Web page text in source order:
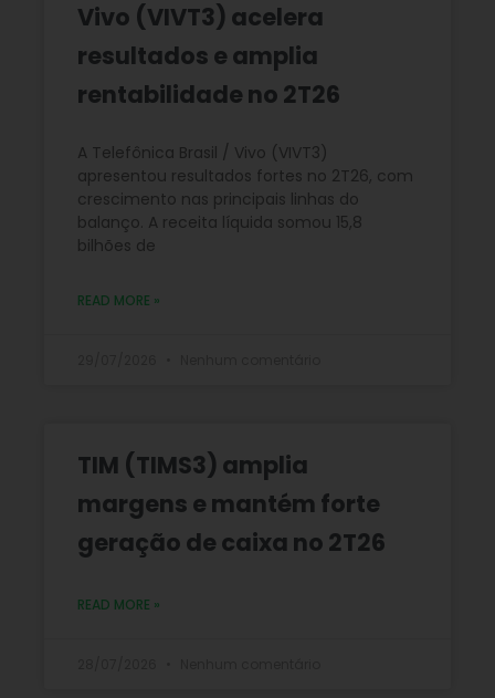
Vivo (VIVT3) acelera
resultados e amplia
rentabilidade no 2T26
A Telefônica Brasil / Vivo (VIVT3)
apresentou resultados fortes no 2T26, com
crescimento nas principais linhas do
balanço. A receita líquida somou 15,8
bilhões de
READ MORE »
TIM (TIMS3) amplia
margens e mantém forte
geração de caixa no 2T26
READ MORE »